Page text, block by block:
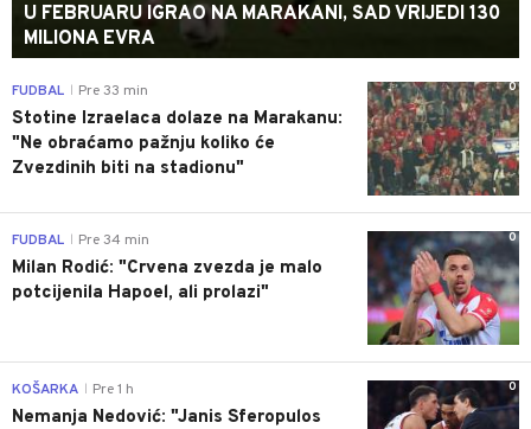
U FEBRUARU IGRAO NA MARAKANI, SAD VRIJEDI 130
MILIONA EVRA
0
FUDBAL Pre 33 min
Stotine Izraelaca dolaze na Marakanu:
"Ne obraćamo pažnju koliko će
Zvezdinih biti na stadionu"
0
FUDBAL Pre 34 min
Milan Rodić: "Crvena zvezda je malo
potcijenila Hapoel, ali prolazi"
0
KOŠARKA Pre 1 h
Nemanja Nedović: "Janis Sferopulos